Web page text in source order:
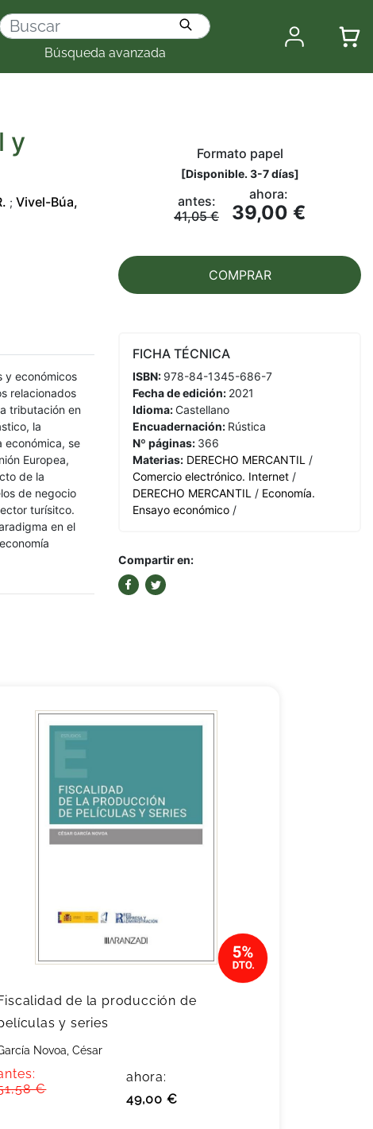
Búsqueda avanzada
y
; Vivel-Búa,
y económicos
relacionados
tributación en
la
económica, se
Europea,
de la
de negocio
turísitco.
en el
Formato papel
[Disponible. 3-7 días]
antes:
41,05 €
ahora:
39,00 €
COMPRAR
FICHA TÉCNICA
ISBN: 978-84-1345-686-7
Fecha de edición: 2021
Idioma:Castellano
Encuadernación: Rústica
Nº páginas: 366
Materias: DERECHO MERCANTIL /
Comercio electrónico. Internet /
DERECHO MERCANTIL / Economía.
Ensayo económico /
Compartir en:
de la producción de
y series
Novoa, César
€
ahora:
49,00 €